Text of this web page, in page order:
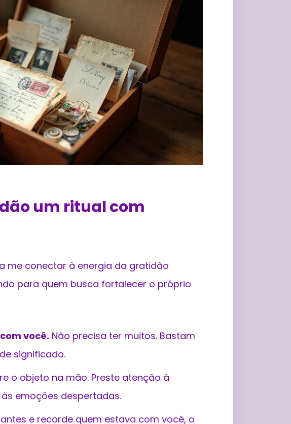
um ritual com
me conectar à energia da gratidão
para quem busca fortalecer o próprio
você. Não precisa ter muitos. Bastam
significado.
o objeto na mão. Preste atenção à
emoções despertadas.
e recorde quem estava com você, o